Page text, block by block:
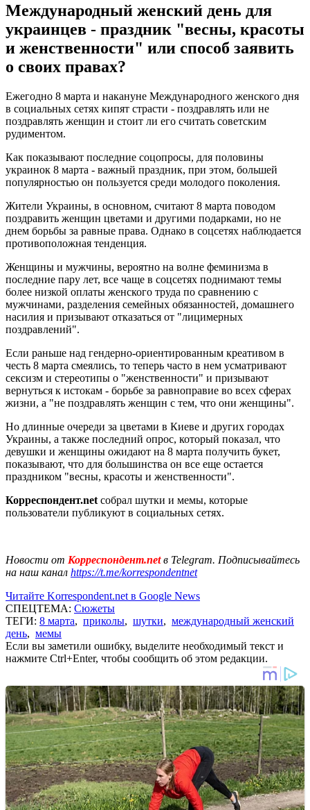
Международный женский день для
украинцев - праздник "весны, красоты
и женственности" или способ заявить
о своих правах?
Ежегодно 8 марта и накануне Международного женского дня
в социальных сетях кипят страсти - поздравлять или не
поздравлять женщин и стоит ли его считать советским
рудиментом.
Как показывают последние соцопросы, для половины
украинок 8 марта - важный праздник, при этом, большей
популярностью он пользуется среди молодого поколения.
Жители Украины, в основном, считают 8 марта поводом
поздравить женщин цветами и другими подарками, но не
днем ​​борьбы за равные права. Однако в соцсетях наблюдается
противоположная тенденция.
Женщины и мужчины, вероятно на волне феминизма в
последние пару лет, все чаще в соцсетях поднимают темы
более низкой оплаты женского труда по сравнению с
мужчинами, разделения семейных обязанностей, домашнего
насилия и призывают отказаться от "лицимерных
поздравлений".
Если раньше над гендерно-ориентированным креативом в
честь 8 марта смеялись, то теперь часто в нем усматривают
сексизм и стереотипы о "женственности" и призывают
вернуться к истокам - борьбе за равноправие во всех сферах
жизни, а "не поздравлять женщин с тем, что они женщины".
Но длинные очереди за цветами в Киеве и других городах
Украины, а также последний опрос, который показал, что
девушки и женщины ожидают на 8 марта получить букет,
показывают, что для большинства он все еще остается
праздником "весны, красоты и женственности".
Корреспондент.net собрал шутки и мемы, которые
пользователи публикуют в социальных сетях.
Новости от Корреспондент.netв Telegram. Подписывайтесь
на наш канал https://t.me/korrespondentnet
Читайте Korrespondent.net в Google News
СПЕЦТЕМА: Сюжеты
ТЕГИ: 8 марта, приколы, шутки, международный женский
день, мемы
Если вы заметили ошибку, выделите необходимый текст и
нажмите Ctrl+Enter, чтобы сообщить об этом редакции.